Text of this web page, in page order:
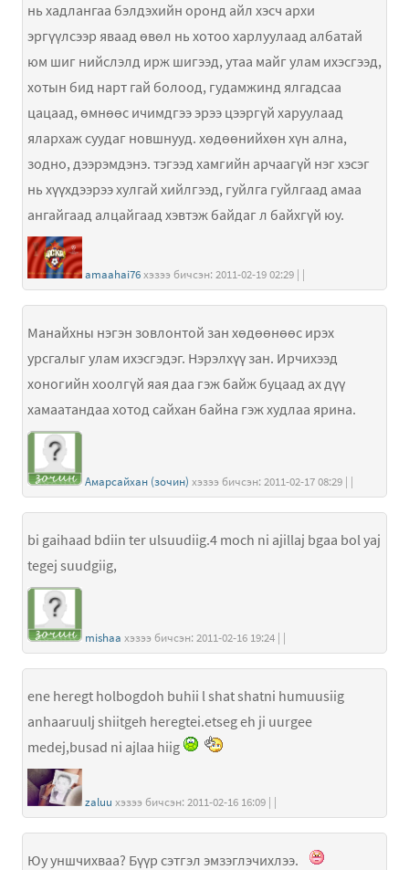
нь хадлангаа бэлдэхийн оронд айл хэсч архи
эргүүлсээр яваад өвөл нь хотоо харлуулаад албатай
юм шиг нийслэлд ирж шигээд, утаа майг улам ихэсгээд,
хотын бид нарт гай болоод, гудамжинд ялгадсаа
цацаад, өмнөөс ичимдгээ эрээ цээргүй харуулаад
ялархаж суудаг новшнууд. хөдөөнийхөн хүн ална,
зодно, дээрэмдэнэ. тэгээд хамгийн арчаагүй нэг хэсэг
нь хүүхдээрээ хулгай хийлгээд, гуйлга гуйлгаад амаа
ангайгаад алцайгаад хэвтэж байдаг л байхгүй юу.
amaahai76 хэзээ бичсэн: 2011-02-19 02:29 | |
Манайхны нэгэн зовлонтой зан хөдөөнөөс ирэх
урсгалыг улам ихэсгэдэг. Нэрэлхүү зан. Ирчихээд
хоногийн хоолгүй яая даа гэж байж буцаад ах дүү
хамаатандаа хотод сайхан байна гэж худлаа ярина.
Амарсайхан (зочин) хэзээ бичсэн: 2011-02-17 08:29 | |
bi gaihaad bdiin ter ulsuudiig.4 moch ni ajillaj bgaa bol yaj
tegej suudgiig,
mishaa хэзээ бичсэн: 2011-02-16 19:24 | |
ene heregt holbogdoh buhii l shat shatni humuusiig
anhaaruulj shiitgeh heregtei.etseg eh ji uurgee
medej,busad ni ajlaa hiig
zaluu хэзээ бичсэн: 2011-02-16 16:09 | |
Юу уншчихваа? Бүүр сэтгэл эмзэглэчихлээ.